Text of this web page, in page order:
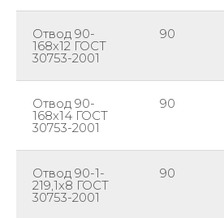
Отвод 90-
168х12 ГОСТ
30753-2001
90
Отвод 90-
168х14 ГОСТ
30753-2001
90
Отвод 90-1-
219,1х8 ГОСТ
30753-2001
90